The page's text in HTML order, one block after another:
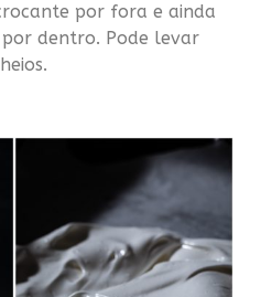
por fora e ainda
por dentro. Pode levar